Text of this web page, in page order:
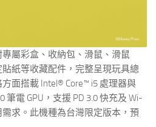
屬彩盒、收納包、滑鼠、滑鼠
紙等收藏配件，完整呈現玩具總
面搭載 Intel® Core™ i5 處理器與
筆電 GPU，支援 PD 3.0 快充及 Wi-
需求。此機種為台灣限定版本，預